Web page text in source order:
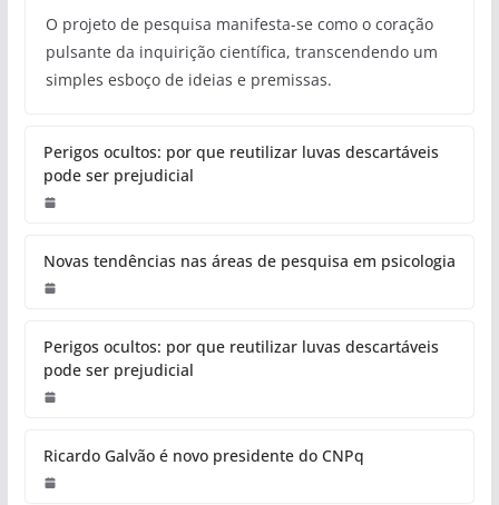
O projeto de pesquisa manifesta-se como o coração
pulsante da inquirição científica, transcendendo um
simples esboço de ideias e premissas.
Perigos ocultos: por que reutilizar luvas descartáveis
pode ser prejudicial
Novas tendências nas áreas de pesquisa em psicologia
Perigos ocultos: por que reutilizar luvas descartáveis
pode ser prejudicial
Ricardo Galvão é novo presidente do CNPq